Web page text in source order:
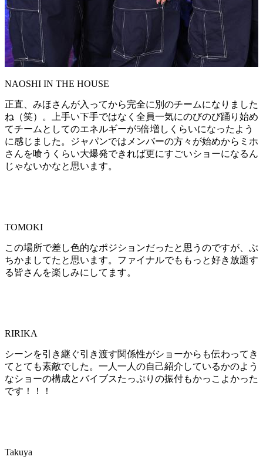
NAOSHI IN THE HOUSE
正直、みほさんが入ってから完全に別のチームになりました
ね（笑）。上手い下手ではなく全員一気にのびのび踊り始め
てチームとしてのエネルギーが5倍増しくらいになったよう
に感じました。ジャパンではメンバーの方々が始めからミホ
さんを喰うくらい大爆発できれば更にすごいショーになるん
じゃないかなと思います。
TOMOKI
この場所で差し色的なポジションだったと思うのですが、ぶ
ちかましてたと思います。ファイナルでももっと好き放題す
る皆さんを楽しみにしてます。
RIRIKA
シーンを引き継ぐ引き渡す関係性がショーからも伝わってき
てとても素敵でした。一人一人の自己紹介しているかのよう
なショーの構成とバイブスたっぷりの振付もかっこよかった
です！！！
Takuya